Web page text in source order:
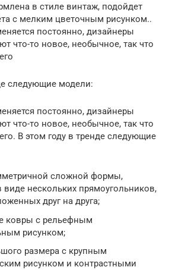
в стиле винтаж, подойдет
с мелким цветочным рисунком..
постоянно, дизайнеры
что-то новое, необычное, так что
следующие модели:
постоянно, дизайнеры
что-то новое, необычное, так что
В этом году в тренде следующие
сложной формы,
виде нескольких прямоугольников,
друг на друга;
ковры с рельефным
рисунком;
размера с крупным
рисунком и контрастными